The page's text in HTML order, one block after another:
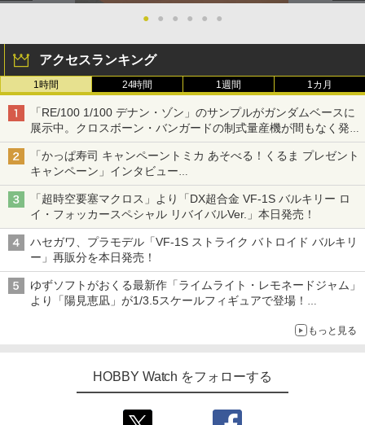
● ● ● ● ● ●
アクセスランキング
1時間 24時間 1週間 1カ月
「RE/100 1/100 デナン・ゾン」のサンプルがガンダムベースに
展示中。クロスボーン・バンガードの制式量産機が間もなく発送
【ガンダムベース撮り下ろし】
「かっぱ寿司 キャンペーントミカ あそべる！くるま プレゼント
キャンペーン」インタビュー
子どもが楽しめるかっぱ寿司ならではの体験とコラボの楽しさを
追求
「超時空要塞マクロス」より「DX超合金 VF-1S バルキリー ロ
イ・フォッカースペシャル リバイバルVer.」本日発売！
ハセガワ、プラモデル「VF-1S ストライク バトロイド バルキリ
ー」再販分を本日発売！
ゆずソフトがおくる最新作「ライムライト・レモネードジャム」
より「陽見恵凪」が1/3.5スケールフィギュアで登場！
もっと見る
HOBBY Watch をフォローする